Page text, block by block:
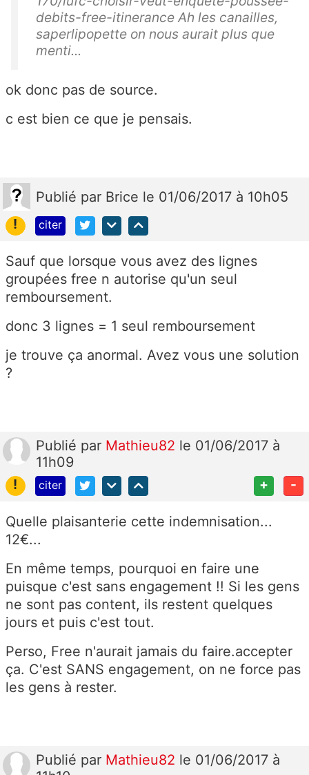
debits-free-itinerance Ah les canailles,
saperlipopette on nous aurait plus que
menti...
ok donc pas de source.
c est bien ce que je pensais.
Publié par Brice le 01/06/2017 à 10h05
!
citer
Sauf que lorsque vous avez des lignes
groupées free n autorise qu'un seul
remboursement.
donc 3 lignes = 1 seul remboursement
je trouve ça anormal. Avez vous une solution
?
Publié par Mathieu82 le 01/06/2017 à
11h09
!
citer + -
Quelle plaisanterie cette indemnisation...
12€...
En même temps, pourquoi en faire une
puisque c'est sans engagement !! Si les gens
ne sont pas content, ils restent quelques
jours et puis c'est tout.
Perso, Free n'aurait jamais du faire.accepter
ça. C'est SANS engagement, on ne force pas
les gens à rester.
Publié par Mathieu82 le 01/06/2017 à